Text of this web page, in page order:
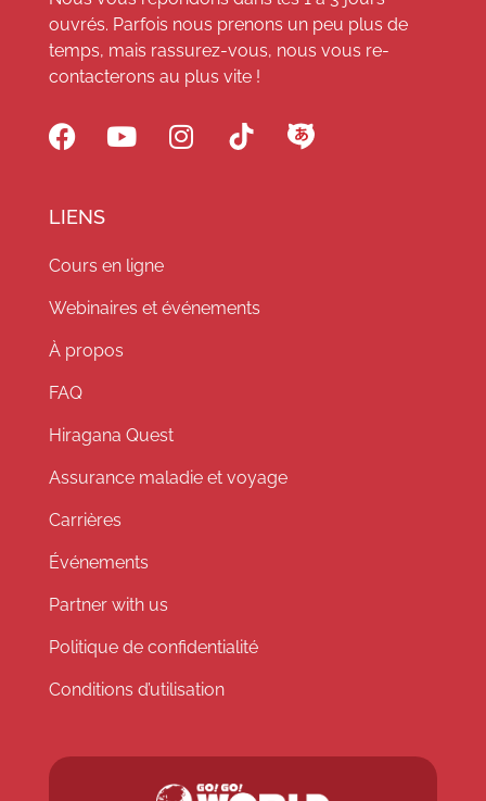
ouvrés. Parfois nous prenons un peu plus de
temps, mais rassurez-vous, nous vous re-
contacterons au plus vite !
LIENS
Cours en ligne
Webinaires et événements
À propos
FAQ
Hiragana Quest
Assurance maladie et voyage
Carrières
Événements
Partner with us
Politique de confidentialité
Conditions d’utilisation